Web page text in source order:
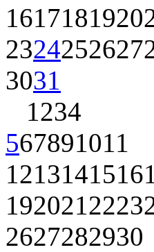
1617181920
2324252627
3031
1234
567891011
1213141516
1920212223
2627282930